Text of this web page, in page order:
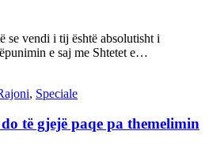
vendi i tij është absolutisht i
e saj me Shtetet e…
, Speciale
të gjejë paqe pa themelimin